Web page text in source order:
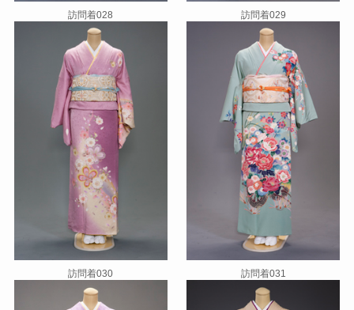
訪問着028 訪問着029
訪問着030 訪問着031